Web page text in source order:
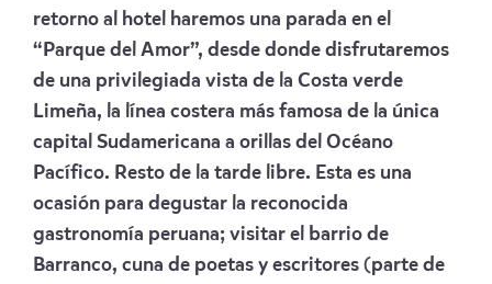
retorno al hotel haremos una parada en el
“Parque del Amor”, desde donde disfrutaremos
de una privilegiada vista de la Costa verde
Limeña, la línea costera más famosa de la única
capital Sudamericana a orillas del Océano
Pacífico. Resto de la tarde libre. Esta es una
ocasión para degustar la reconocida
gastronomía peruana; visitar el barrio de
Barranco, cuna de poetas y escritores (parte de